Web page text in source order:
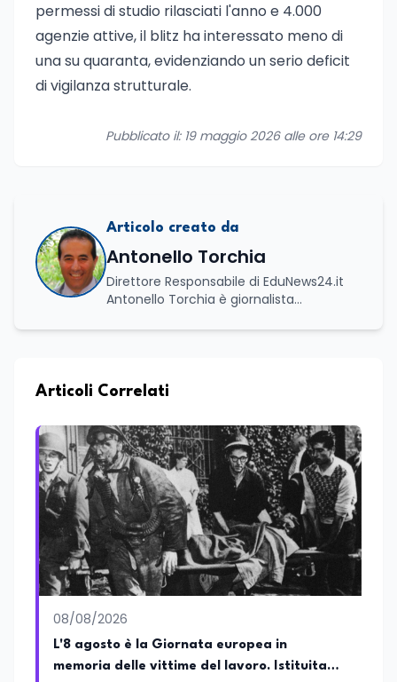
permessi di studio rilasciati l'anno e 4.000
agenzie attive, il blitz ha interessato meno di
una su quaranta, evidenziando un serio deficit
di vigilanza strutturale.
Pubblicato il: 19 maggio 2026 alle ore 14:29
Articolo creato da
Antonello Torchia
Direttore Responsabile di EduNews24.it
Antonello Torchia è giornalista
con un percorso formativo e
economico, geopolitico, comunicativo e
accademica multidisciplinare: ha
conseguito la Laurea in Economia e
Commercio (quadriennale, Vecchio
Ordinamento), la Laurea Magistrale in
Relazioni Internazionali (LM-52) con la
votazione di 110/110 e lode, e la Laurea
Magistrale in Scienze Geografiche (LM-
80). Un trittico di competenze che gli
consente di leggere i fenomeni
contemporanei con una prospettiva che
abbraccia le dinamiche economiche, le
relazioni tra Stati e le dimensioni spaziali
e territoriali della società. Nel corso della
sua carriera ha maturato una
significativa esperienza nella
Articoli Correlati
08/08/2026
L'8 agosto è la Giornata europea in
memoria delle vittime del lavoro. Istituita